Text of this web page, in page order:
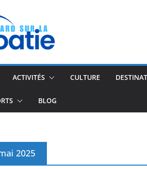
ACTIVITÉS CULTURE
BLOG
2025